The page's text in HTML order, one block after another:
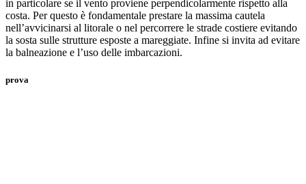
in particolare se il vento proviene perpendicolarmente rispetto alla
costa. Per questo è fondamentale prestare la massima cautela
nell’avvicinarsi al litorale o nel percorrere le strade costiere evitando
la sosta sulle strutture esposte a mareggiate. Infine si invita ad evitare
la balneazione e l’uso delle imbarcazioni.
prova